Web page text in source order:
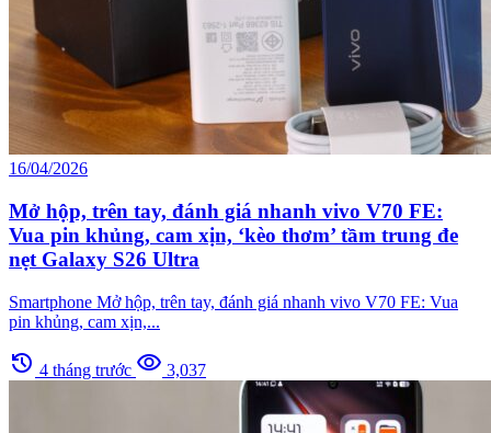
16/04/2026
Mở hộp, trên tay, đánh giá nhanh vivo V70 FE:
Vua pin khủng, cam xịn, ‘kèo thơm’ tầm trung đe
nẹt Galaxy S26 Ultra
Smartphone Mở hộp, trên tay, đánh giá nhanh vivo V70 FE: Vua
pin khủng, cam xịn,...
history 4 tháng trước visibility 3,037